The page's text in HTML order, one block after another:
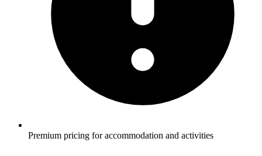
Premium pricing for accommodation and activities